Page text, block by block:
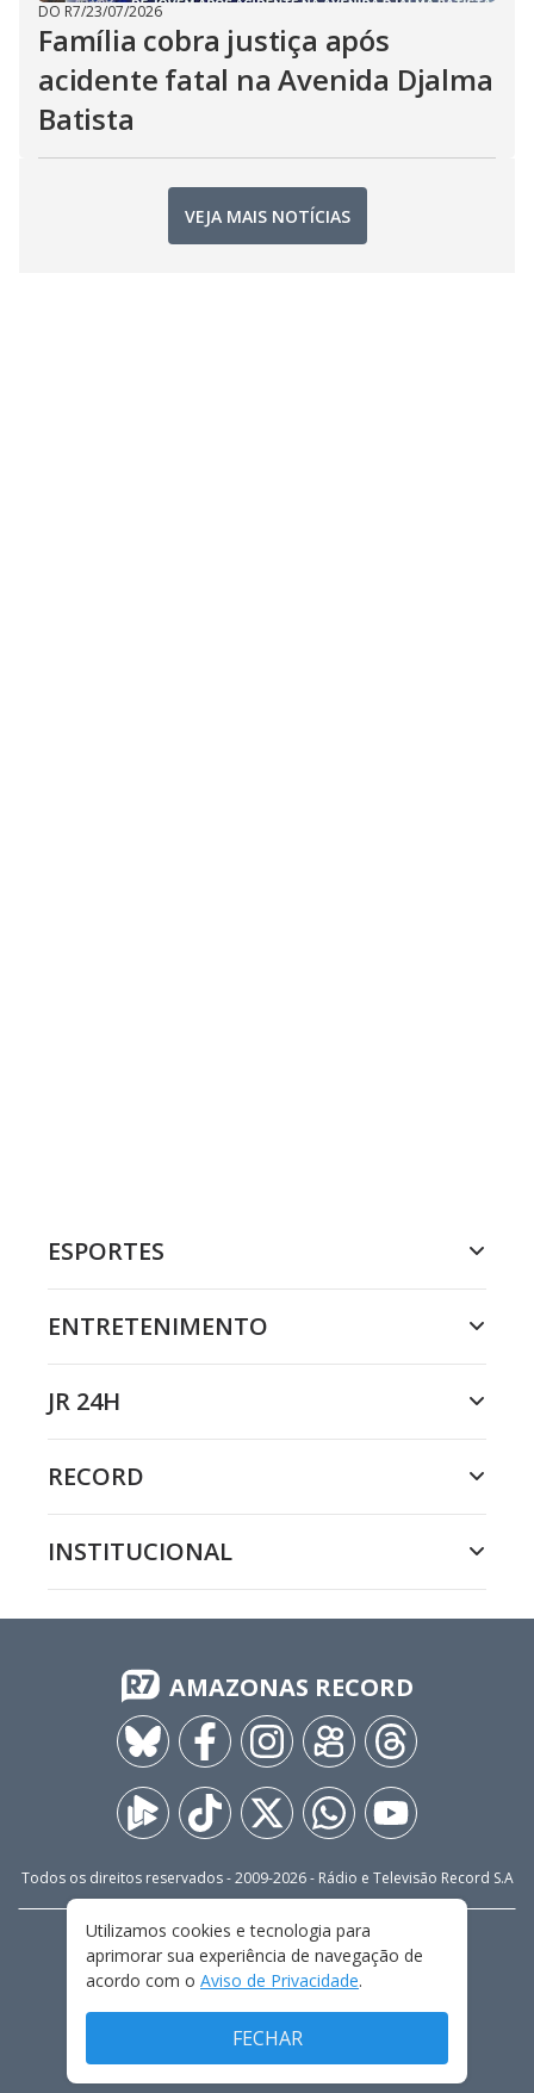
DO R7/23/07/2026
Família cobra justiça após
acidente fatal na Avenida Djalma
Batista
VEJA MAIS NOTÍCIAS
ESPORTES
ENTRETENIMENTO
JR 24H
RECORD
INSTITUCIONAL
AMAZONAS RECORD
Todos os direitos reservados - 2009-2026- Rádio e Televisão Record S.A
FALE CONOSCO
PRIVACIDADE
TERMOS E CONDIÇÕES DE USO
Utilizamos cookies e tecnologia para
aprimorar sua experiência de navegação de
acordo com o Aviso de Privacidade.
FECHAR